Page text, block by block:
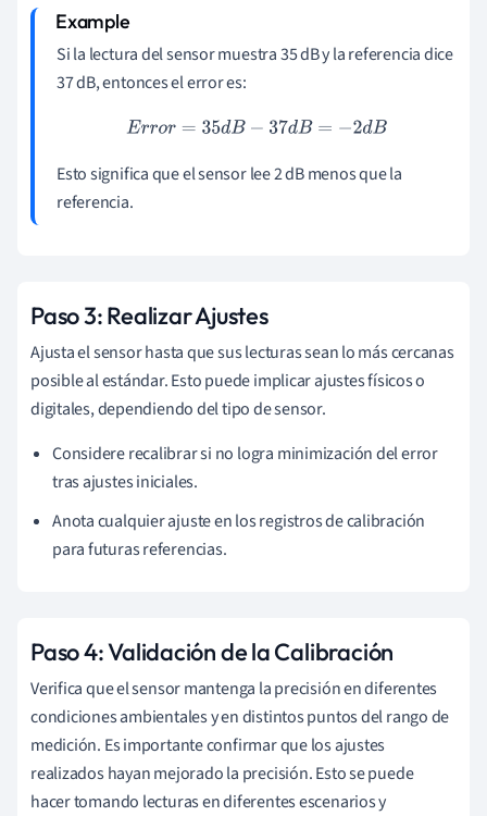
Si la lectura del sensor muestra 35 dB y la referencia dice
37 dB, entonces el error es:
E rro r=35dB−37dB=− 2d B
Esto significa que el sensor lee 2 dB menos que la
referencia.
Paso 3: Realizar Ajustes
Ajusta el sensor hasta que sus lecturas sean lo más cercanas
posible al estándar. Esto puede implicar ajustes físicos o
digitales, dependiendo del tipo de sensor.
Considere recalibrar si no logra minimización del error
tras ajustes iniciales.
Anota cualquier ajuste en los registros de calibración
para futuras referencias.
Paso 4: Validación de la Calibración
Verifica que el sensor mantenga la precisión en diferentes
condiciones ambientales y en distintos puntos del rango de
medición. Es importante confirmar que los ajustes
realizados hayan mejorado la precisión. Esto se puede
hacer tomando lecturas en diferentes escenarios y